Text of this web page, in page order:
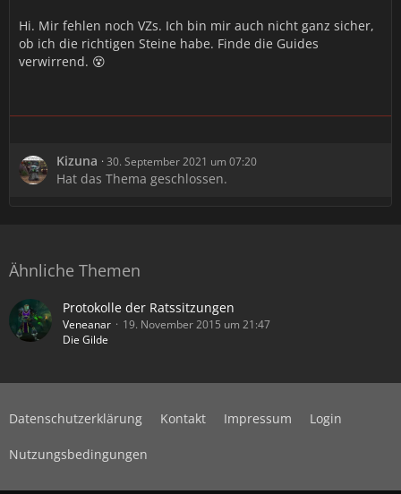
Hi. Mir fehlen noch VZs. Ich bin mir auch nicht ganz sicher,
ob ich die richtigen Steine habe. Finde die Guides
verwirrend. 😵
Kizuna 30. September 2021 um 07:20
Hat das Thema geschlossen.
Ähnliche Themen
Protokolle der Ratssitzungen
Veneanar
19. November 2015 um 21:47
Die Gilde
Datenschutzerklärung Kontakt Impressum Login
Nutzungsbedingungen